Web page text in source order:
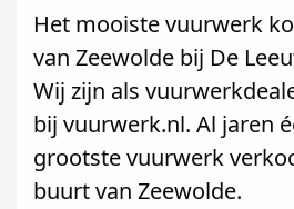
Het mooiste vuurwerk
van Zeewolde bij De
Wij zijn als
bij vuurwerk.nl. Al jaren
grootste vuurwerk
buurt van Zeewolde.